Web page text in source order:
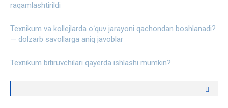
raqamlashtirildi
Texnikum va kollejlarda oʻquv jarayoni qachondan boshlanadi?
— dolzarb savollarga aniq javoblar
Texnikum bitiruvchilari qayerda ishlashi mumkin?